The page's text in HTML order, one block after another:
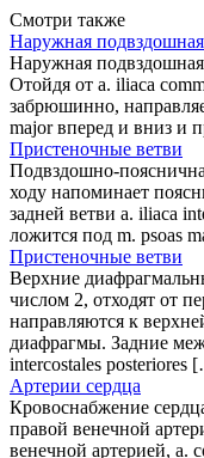
Смотри также
Наружная подвздошная
Наружная подвздошная
Отойдя от a. iliaca
забрюшинно,
major вперед и вниз и
Пристеночные ветви
Подвздошно-
ходу напоминает
задней ветви a. iliaca
ложится под m. psoas
Пристеночные ветви
Верхние
числом 2, отходят от
направляются к
диафрагмы. Задние
intercostales posteriores
Артерии сердца
Кровоснабжение
правой венечной
венечной артерией, a.